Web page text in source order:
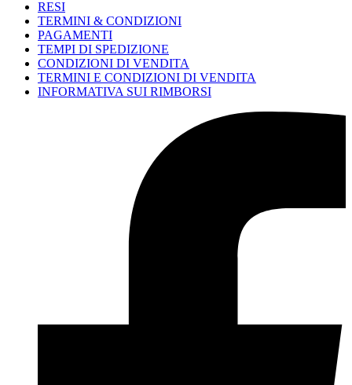
RESI
TERMINI & CONDIZIONI
PAGAMENTI
TEMPI DI SPEDIZIONE
CONDIZIONI DI VENDITA
TERMINI E CONDIZIONI DI VENDITA
INFORMATIVA SUI RIMBORSI